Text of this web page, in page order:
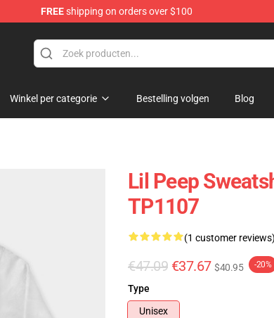
FREEshipping on orders over $100
Winkel per categorie Bestelling volgen Blog
Lil Peep
TP1107
(1 customer reviews)
€47.09 €37.67 $40.95 -20%
Type
Unisex